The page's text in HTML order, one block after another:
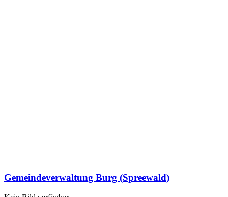
Gemeindeverwaltung Burg (Spreewald)